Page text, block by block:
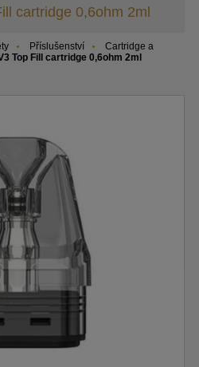
cartridge 0,6ohm 2ml
Příslušenství
Cartridge a
Top Fill cartridge 0,6ohm 2ml